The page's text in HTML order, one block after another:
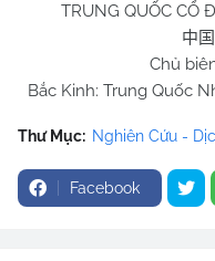
TRUNG QUỐC CỔ
中
Chủ
Bắc Kinh: Trung Quốc
Thư Mục: Nghiên Cứu -
Facebook